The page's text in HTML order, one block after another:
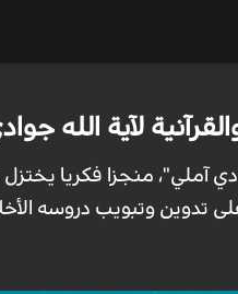
لآية الله
آملي"، منجزا فكريا
تدوين وتبويب دروسه